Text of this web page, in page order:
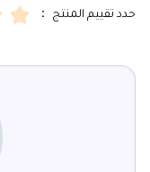
حدد تقييم المنتج ：